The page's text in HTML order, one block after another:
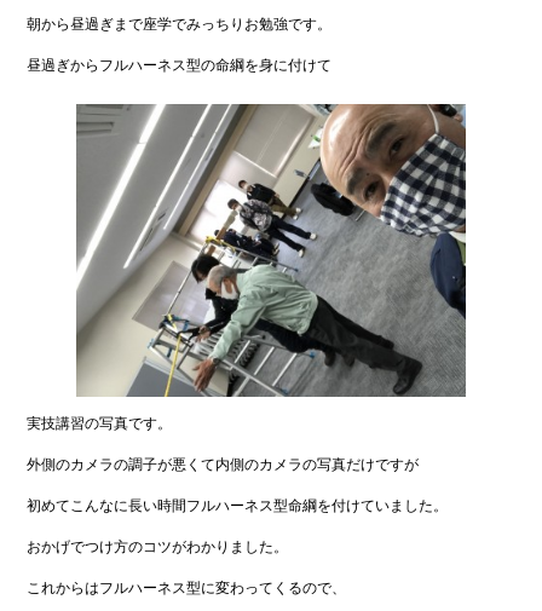
朝から昼過ぎまで座学でみっちりお勉強です。
昼過ぎからフルハーネス型の命綱を身に付けて
実技講習の写真です。
外側のカメラの調子が悪くて内側のカメラの写真だけですが
初めてこんなに長い時間フルハーネス型命綱を付けていました。
おかげでつけ方のコツがわかりました。
これからはフルハーネス型に変わってくるので、